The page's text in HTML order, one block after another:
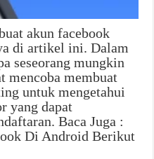
akun facebook
di artikel ini. Dalam
seseorang mungkin
mencoba membuat
untuk mengetahui
yang dapat
Baca Juga :
Di Android Berikut